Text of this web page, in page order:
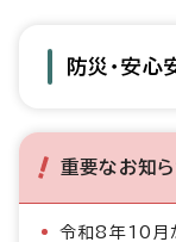
防災・安心
重要なお知
令和8年10月